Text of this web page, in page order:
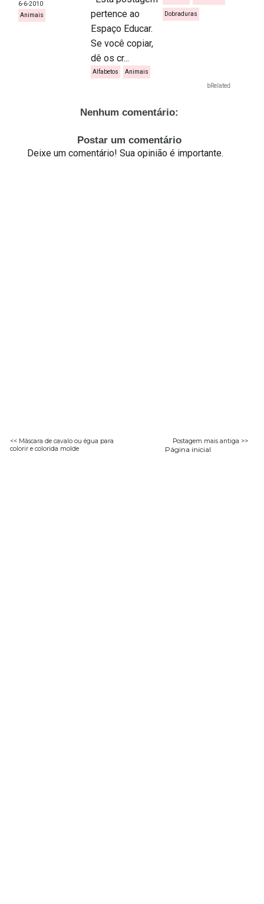
6-6-2010
Animais
pertence ao
Espaço Educar.
Se você copiar,
dê os cr...
Alfabetos Animais
Dobraduras
bRelated
Nenhum comentário:
Postar um comentário
Deixe um comentário! Sua opinião é importante.
<< Máscara de cavalo ou égua para
colorir e colorida molde
Postagem mais antiga >>
Página inicial